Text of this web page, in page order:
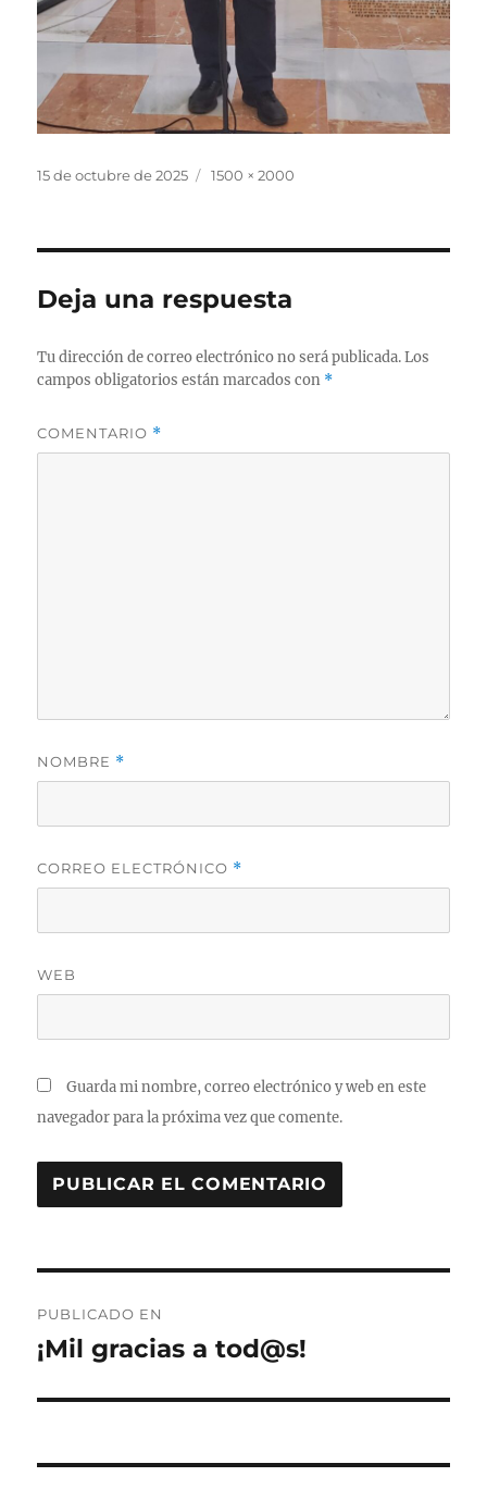
Publicado
15 de octubre de 2025
Tamaño
1500 × 2000
Deja una respuesta
Tu dirección de correo electrónico no será publicada. Los
campos obligatorios están marcados con *
COMENTARIO *
NOMBRE *
CORREO ELECTRÓNICO *
WEB
Guarda mi nombre, correo electrónico y web en este
navegador para la próxima vez que comente.
de
PUBLICADO EN
¡Mil gracias a tod@s!